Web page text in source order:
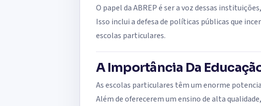
O papel da ABREP é ser a voz dessas
Isso inclui a defesa de políticas públicas que
escolas particulares.
A Importância Da
As escolas particulares têm um enorme
Além de oferecerem um ensino de alta